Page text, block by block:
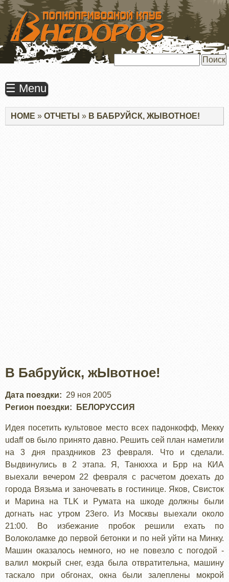
ПЕРЕЙТИ
ОСНОВНОМУ
СОДЕРЖАНИЮ
☰ Menu
Строка
навигации
HOME ОТЧЕТЫ В БАБРУЙСК, ЖЫВОТНОЕ!
В Бабруйск, жЫвотное!
Дата поездки
29 ноя 2005
Регион поездки
БЕЛОРУССИЯ
Идея посетить культовое место всех падонкофф, Мекку
udaff ов было принято давно. Решить сей план наметили
на 3 дня праздников 23 февраля. Что и сделали.
Выдвинулись в 2 этапа. Я, Танюхха и Брр на КИА
выехали вечером 22 февраля с расчетом доехать до
города Вязьма и заночевать в гостинице. Яков, Свисток
и Марина на TLK и Румата на шкоде должны были
догнать нас утром 23его. Из Москвы выехали около
21:00. Во избежание пробок решили ехать по
Волоколамке до первой бетонки и по ней уйти на Минку.
Машин оказалось немного, но не повезло с погодой -
валил мокрый снег, езда была отвратительна, машину
таскало при обгонах, окна были залеплены мокрой